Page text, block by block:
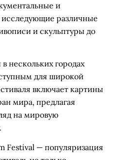
и
различные
и скульптуры до
нескольких городах
для широкой
включает картины
мира, предлагая
на мировую
Festival — популяризация